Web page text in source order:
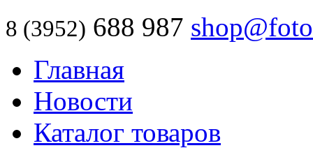
8 (3952) 688 987
Главная
Новости
Каталог товаров